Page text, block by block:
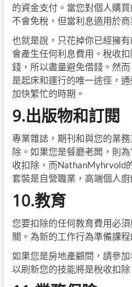
的資金支付。當您對個人購
不會免稅，但當利息適用於
也就是說，只花掉你已經擁
會產生任何利息費用。稅收
錢，所以盡量避免借錢。然
是起床和運行的唯一途徑，
加快繁忙的時期。
9.出版物和訂閱
專業雜誌，期刊和與您的業
除。如果您是餐廳老闆，則
收扣除，而NathanMyhrvold
套裝是自營職業，高端個人廚
10.教育
您要扣除的任何教育費用必
關。為新的工作行為準備課
如果您是房地產顧問，請參加
以刷新您的技能將是稅收扣